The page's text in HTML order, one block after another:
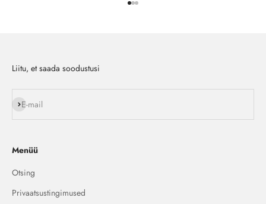
Liitu, et saada soodustusi
E-mail
Liitu
Menüü
Otsing
Privaatsustingimused